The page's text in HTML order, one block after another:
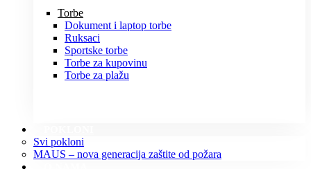
Torbe
Dokument i laptop torbe
Ruksaci
Sportske torbe
Torbe za kupovinu
Torbe za plažu
Svi pokloni
MAUS – nova generacija zaštite od požara